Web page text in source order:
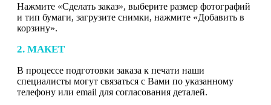
Нажмите «Сделать заказ», выберите размер фотографий
и тип бумаги, загрузите снимки, нажмите «Добавить в
корзину».
2. МАКЕТ
В процессе подготовки заказа к печати наши
специалисты могут связаться с Вами по указанному
телефону или email для согласования деталей.